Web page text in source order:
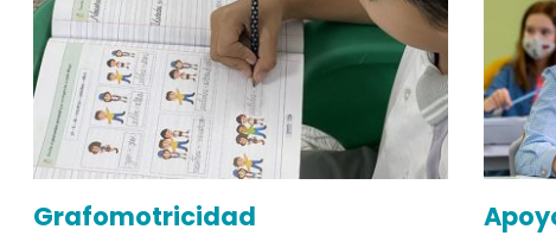
Grafomotricidad